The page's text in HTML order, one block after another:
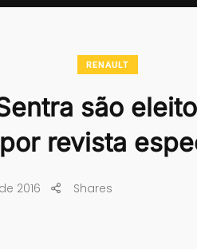
RENAULT
são
revista
2016 Shares